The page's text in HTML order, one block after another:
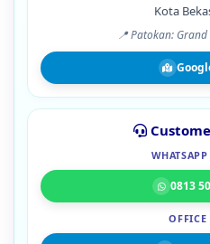
Kota
📍 Patokan:
0813